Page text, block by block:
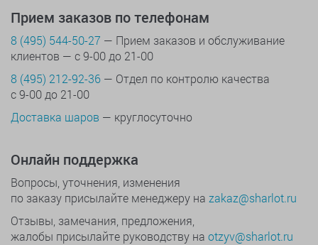
Прием заказов по телефонам
8 (495) 544-50-27 — Прием заказов и обслуживание
клиентов — с 9-00 до 21-00
8 (495) 212-92-36 — Отдел по контролю качества
с 9-00 до 21-00
Доставка шаров — круглосуточно
Онлайн поддержка
Вопросы, уточнения, изменения
по заказу присылайте менеджеру на zakaz@sharlot.ru
Отзывы, замечания, предложения,
жалобы присылайте руководству на otzyv@sharlot.ru